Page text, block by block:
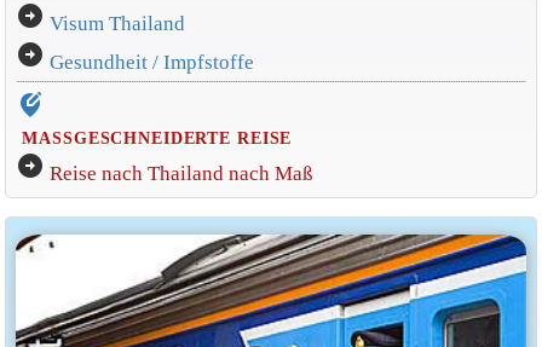
arrow_circle_right Visum Thailand
arrow_circle_right Gesundheit / Impfstoffe
edit_location_alt
MASSGESCHNEIDERTE REISE
arrow_circle_right Reise nach Thailand nach Maß